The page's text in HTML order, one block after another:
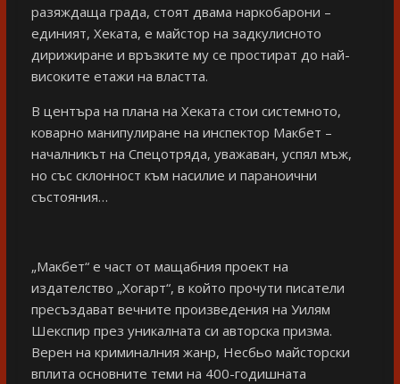
разяждаща града, стоят двама наркобарони –
единият, Хеката, е майстор на задкулисното
дирижиране и връзките му се простират до най-
високите етажи на властта.
В центъра на плана на Хеката стои системното,
коварно манипулиране на инспектор Макбет –
началникът на Спецотряда, уважаван, успял мъж,
но със склонност към насилие и параноични
състояния…
„Макбет“ е част от мащабния проект на
издателство „Хогарт“, в който прочути писатели
пресъздават вечните произведения на Уилям
Шекспир през уникалната си авторска призма.
Верен на криминалния жанр, Несбьо майсторски
вплита основните теми на 400-годишната